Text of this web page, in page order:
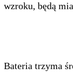
wzroku, będą
Bateria trzyma